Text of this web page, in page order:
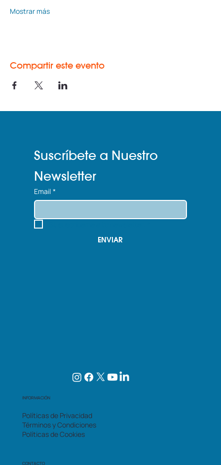
Mostrar más
Compartir este evento
Suscríbete a Nuestro
Newsletter
Email *
ENVIAR
INFORMACIÓN
Políticas de Privacidad
Términos y Condiciones
Políticas de Cookies
CONTACTO